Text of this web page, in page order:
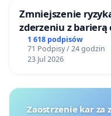
Zmniejszenie
zderzeniu z barierą
1 618 podpisów
71 Podpisy / 24 godzin
23 Jul 2026
Zaostrzenie kar za